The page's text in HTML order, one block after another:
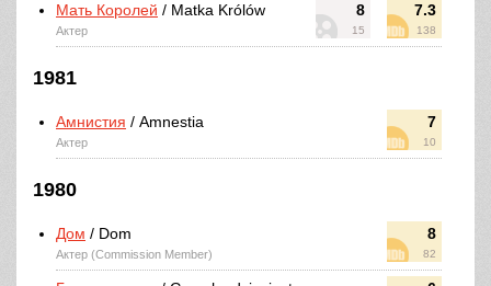
8
15
7.3
138
Мать Королей / Matka Królów
Актер
1981
7
10
Амнистия / Amnestia
Актер
1980
8
82
Дом / Dom
Актер (Commission Member)